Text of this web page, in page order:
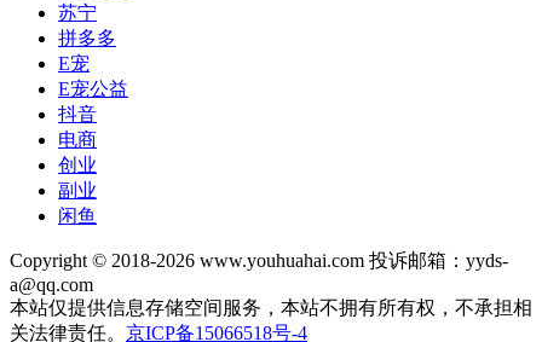
苏宁
拼多多
E宠
E宠公益
抖音
电商
创业
副业
闲鱼
Copyright © 2018-2026 www.youhuahai.com 投诉邮箱：yyds-
a@qq.com
本站仅提供信息存储空间服务，本站不拥有所有权，不承担相
关法律责任。 京ICP备15066518号-4